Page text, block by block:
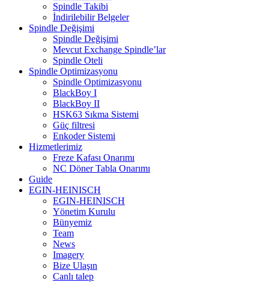
Spindle Takibi
İndirilebilir Belgeler
Spindle Değişimi
Spindle Değişimi
Mevcut Exchange Spindle’lar
Spindle Oteli
Spindle Optimizasyonu
Spindle Optimizasyonu
BlackBoy I
BlackBoy II
HSK63 Sıkma Sistemi
Güç filtresi
Enkoder Sistemi
Hizmetlerimiz
Freze Kafası Onarımı
NC Döner Tabla Onarımı
Guide
EGIN-HEINISCH
EGIN-HEINISCH
Yönetim Kurulu
Bünyemiz
Team
News
Imagery
Bize Ulaşın
Canlı talep